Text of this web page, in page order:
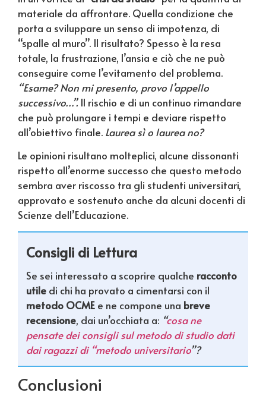
materiale da affrontare. Quella condizione che
porta a sviluppare un senso di impotenza, di
“spalle al muro”. Il risultato? Spesso è la resa
totale, la frustrazione, l’ansia e ciò che ne può
conseguire come l’evitamento del problema.
“Esame? Non mi presento, provo l’appello
successivo…”. Il rischio e di un continuo rimandare
che può prolungare i tempi e deviare rispetto
all’obiettivo finale. Laurea sì o laurea no?
Le opinioni risultano molteplici, alcune dissonanti
rispetto all’enorme successo che questo metodo
sembra aver riscosso tra gli studenti universitari,
approvato e sostenuto anche da alcuni docenti di
Scienze dell’Educazione.
Consigli di Lettura
Se sei interessato a scoprire qualche racconto
utile di chi ha provato a cimentarsi con il
metodo OCME e ne compone una breve
recensione, dai un’occhiata a: “cosa ne
pensate dei consigli sul metodo di studio dati
dai ragazzi di “metodo universitario”?
Conclusioni